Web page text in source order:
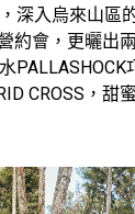
深入烏來山區
約會，更曬出
CROSS，甜